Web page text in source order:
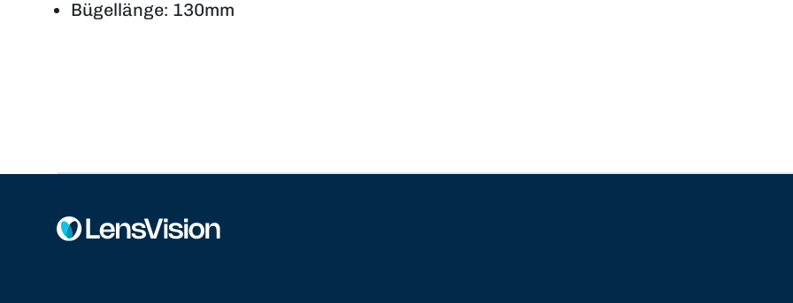
Bügellänge: 130mm